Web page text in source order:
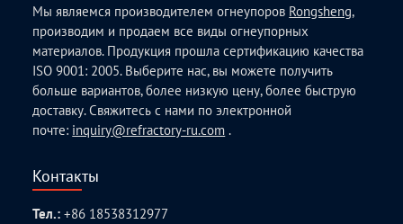
Мы являемся производителем огнеупоров Rongsheng,
производим и продаем все виды огнеупорных
материалов. Продукция прошла сертификацию качества
ISO 9001: 2005. Выберите нас, вы можете получить
больше вариантов, более низкую цену, более быструю
доставку. Свяжитесь с нами по электронной
почте: inquiry@refractory-ru.com .
Контакты
Тел.:+86 18538312977